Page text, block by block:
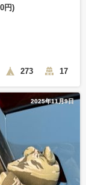
円)
273 17
2025年11月9日